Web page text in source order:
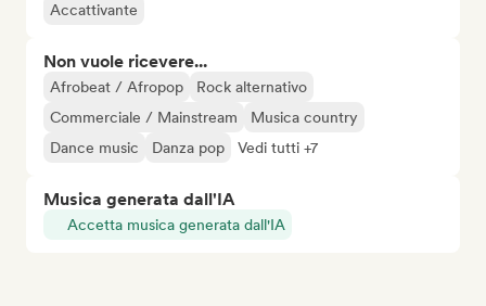
Accattivante
Non vuole ricevere...
Afrobeat / Afropop
Rock alternativo
Commerciale / Mainstream
Musica country
Dance music
Danza pop Vedi tutti +7
Musica generata dall'IA
Accetta musica generata dall'IA